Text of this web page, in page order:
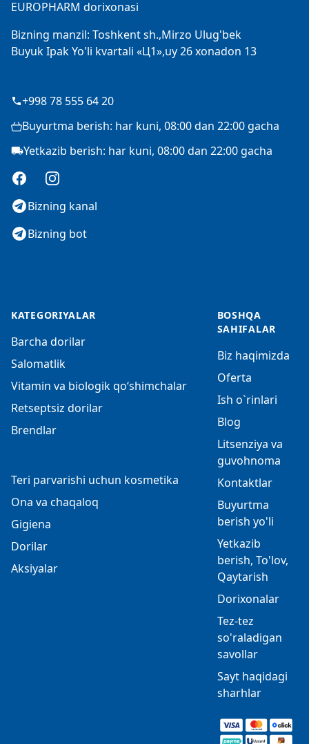
EUROPHARM dorixonasi
Bizning manzil: Toshkent sh.,Mirzo Ulug'bek
Buyuk Ipak Yo'li kvartali «Ц1»,uy 26 xonadon 13
+998 78 555 64 20
Buyurtma berish: har kuni, 08:00 dan 22:00 gacha
Yetkazib berish: har kuni, 08:00 dan 22:00 gacha
FacebookInstagram
Bizning kanal
Bizning bot
KATEGORIYALAR
Barcha dorilar
Salomatlik
Vitamin va biologik qo‘shimchalar
Retseptsiz dorilar
Brendlar
Teri parvarishi uchun kosmetika
Ona va chaqaloq
Gigiena
Dorilar
Aksiyalar
BOSHQA
SAHIFALAR
Biz haqimizda
Oferta
Ish o`rinlari
Blog
Litsenziya va
guvohnoma
Kontaktlar
Buyurtma
berish yo'li
Yetkazib
berish, To'lov,
Qaytarish
Dorixonalar
Tez-tez
so'raladigan
savollar
Sayt haqidagi
sharhlar